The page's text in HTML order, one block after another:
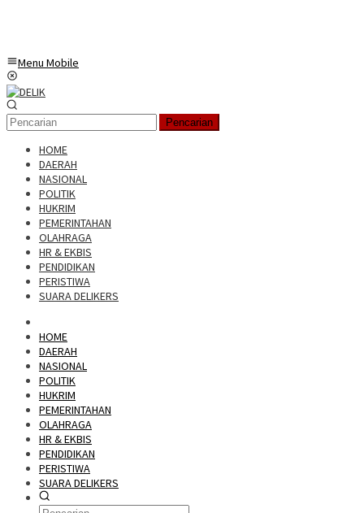
Menu Mobile
Pencarian
HOME
DAERAH
NASIONAL
POLITIK
HUKRIM
PEMERINTAHAN
OLAHRAGA
HR & EKBIS
PENDIDIKAN
PERISTIWA
SUARA DELIKERS
HOME
DAERAH
NASIONAL
POLITIK
HUKRIM
PEMERINTAHAN
OLAHRAGA
HR & EKBIS
PENDIDIKAN
PERISTIWA
SUARA DELIKERS